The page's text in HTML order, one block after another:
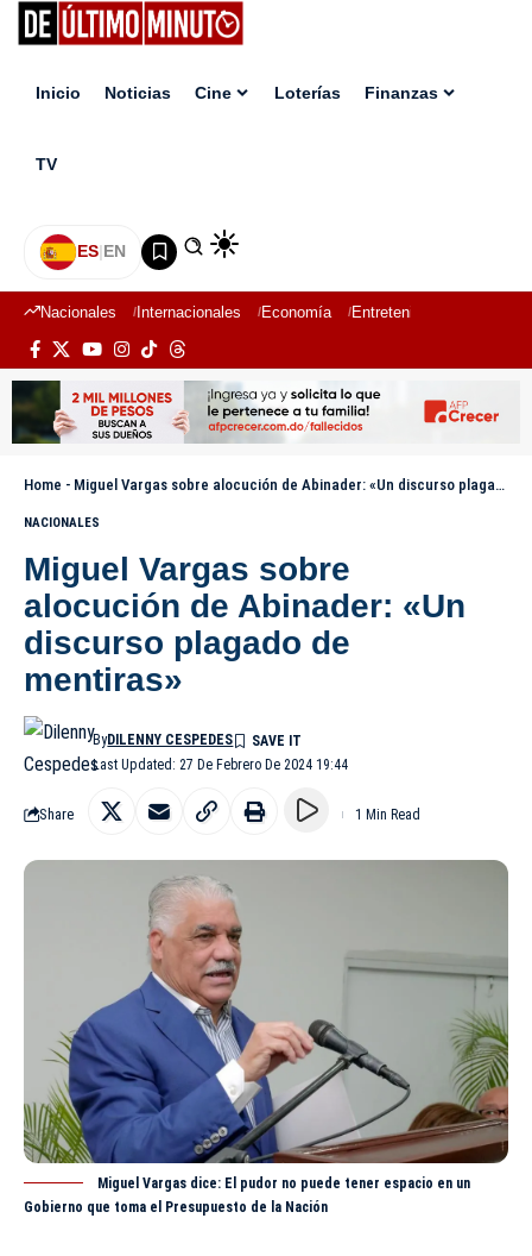
Inicio Noticias Cine Loterías Finanzas
TV
ES|EN
Nacionales Internacionales Economía Entretenimiento
Home - Miguel Vargas sobre alocución de Abinader: «Un discurso plagado de mentiras»
NACIONALES
Miguel Vargas sobre
alocución de Abinader: «Un
discurso plagado de
mentiras»
Last Updated: 27 De Febrero De 2024 19:44
ByDILENNY CESPEDES
Share 1 Min Read
Miguel Vargas dice: El pudor no puede tener espacio en un
Gobierno que toma el Presupuesto de la Nación